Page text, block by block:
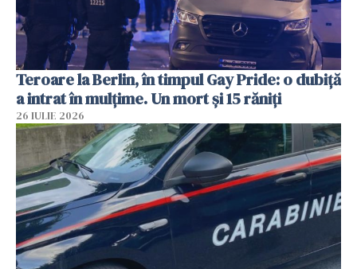
Teroare la Berlin, în timpul Gay Pride: o dubiță
a intrat în mulțime. Un mort și 15 răniți
26 IULIE 2026